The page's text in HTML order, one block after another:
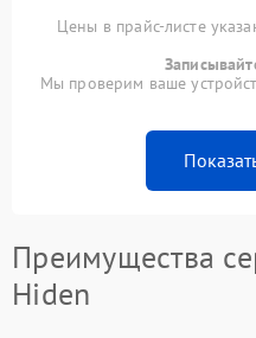
Цены в прайс-листе
Мы проверим ваше
Преимущества
Hiden